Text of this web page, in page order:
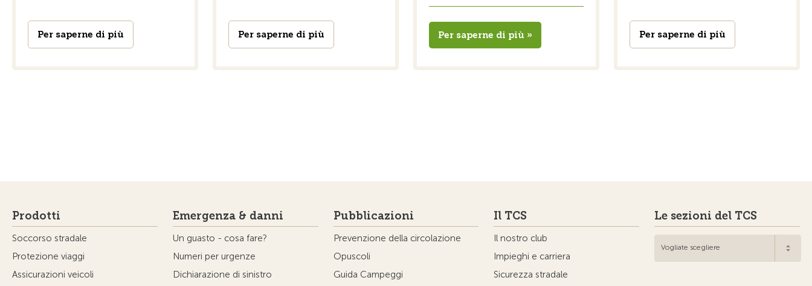
Per saperne di più Per saperne di più Per saperne di più » Per saperne di più
Prodotti
Soccorso stradale
Protezione viaggi
Assicurazioni veicoli
Emergenza & danni
Un guasto - cosa fare?
Numeri per urgenze
Dichiarazione di sinistro
Pubblicazioni
Prevenzione della circolazione
Opuscoli
Guida Campeggi
Il TCS
Il nostro club
Impieghi e carriera
Sicurezza stradale
Le sezioni del TCS
Vogliate scegliere